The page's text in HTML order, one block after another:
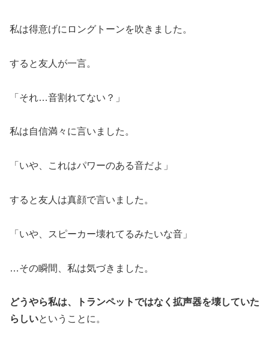
私は得意げにロングトーンを吹きました。
すると友人が一言。
「それ…音割れてない？」
私は自信満々に言いました。
「いや、これはパワーのある音だよ」
すると友人は真顔で言いました。
「いや、スピーカー壊れてるみたいな音」
…その瞬間、私は気づきました。
どうやら私は、トランペットではなく拡声器を壊していた
らしいということに。